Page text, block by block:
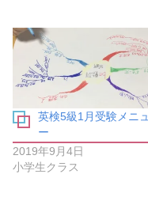
だ
さ
い
(
新
し
い
ウ
ィ
ン
ド
ウ
で
開
き
で
開
き
ま
)
英検5級1月受験メニュ
ー
2019年9月4日
小学生クラス